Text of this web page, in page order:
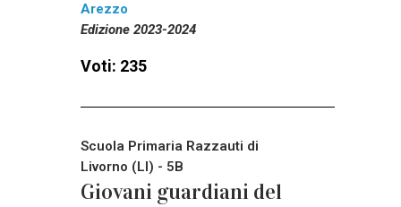
Arezzo
Edizione 2023-2024
Voti: 235
Scuola Primaria Razzauti di
Livorno (LI) - 5B
Giovani guardiani del